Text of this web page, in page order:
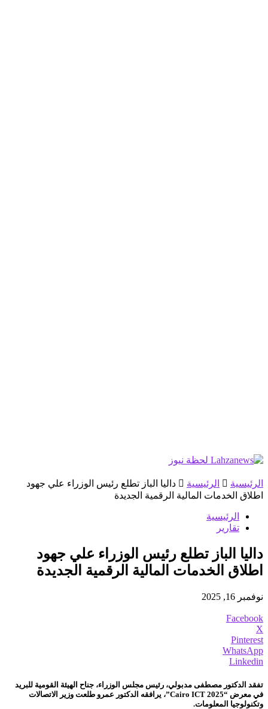
الرئيسية الرئيسية
داليا الباز تطلع رئيس الوزراء علي جهود
اطلاق الخدمات المالية الرقمية الجديدة
الرئيسية
تقارير
داليا الباز تطلع رئيس الوزراء علي جهود
اطلاق الخدمات المالية الرقمية الجديدة
نوفمبر 16, 2025
Facebook
X
Pinterest
WhatsApp
Linkedin
تفقد الدكتور مصطفى مدبولي، رئيس مجلس الوزراء، جناح الهيئة القومية للبريد
في معرض “Cairo ICT 2025”، يرافقه الدكتور عمرو طلعت وزير الاتصالات
وتكنولوجيا المعلومات.